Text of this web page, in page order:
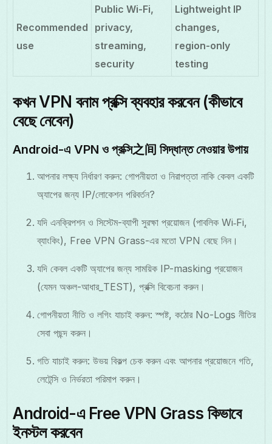
Recommended
use
Public Wi-Fi,
privacy,
streaming,
security
Lightweight IP
changes,
region-only
testing
কখন VPN বনাম প্রক্সি ব্যবহার করবেন (কীভাবে
বেছে নেবেন)
Android-এ VPN ও প্রক্সি之间 সিদ্ধান্ত নেওয়ার উপায়
আপনার লক্ষ্য নির্ধারণ করুন: গোপনীয়তা ও নিরাপত্তা নাকি কেবল একটি
অ্যাপের জন্য IP/লোকেশন পরিবর্তন?
যদি এনক্রিপশন ও সিস্টেম-ব্যাপী সুরক্ষা প্রয়োজন (পাবলিক Wi‑Fi,
ব্যাংকিং), Free VPN Grass-এর মতো VPN বেছে নিন।
যদি কেবল একটি অ্যাপের জন্য সাময়িক IP-masking প্রয়োজন
(যেমন অঞ্চল-আধার_TEST), প্রক্সি বিবেচনা করুন।
গোপনীয়তা নীতি ও লগিং যাচাই করুন: স্পষ্ট, কঠোর No-Logs নীতির
সেবা পছন্দ করুন।
গতি যাচাই করুন: উভয় বিকল্প চেক করুন এবং আপনার প্রয়োজনে গতি,
লেটেন্সি ও নির্ভরতা পরিমাপ করুন।
Android-এ Free VPN Grass কিভাবে
ইনস্টল করবেন